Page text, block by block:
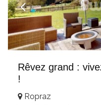
Rêvez grand :
!
Ropraz